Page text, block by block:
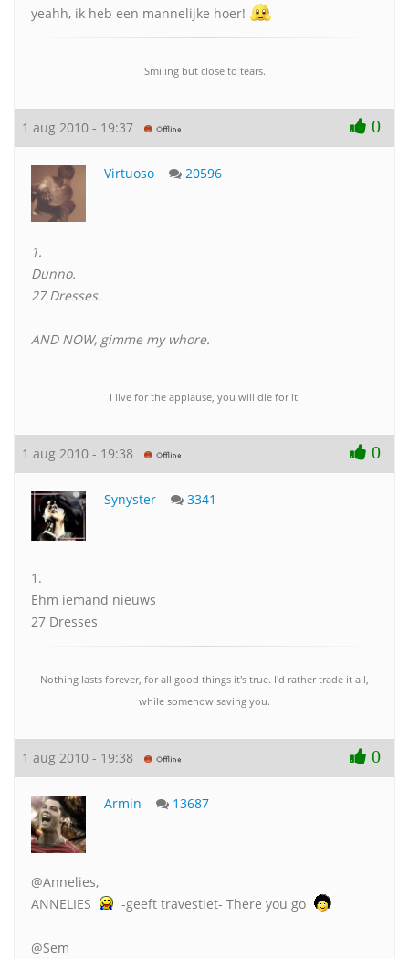
yeahh, ik heb een mannelijke hoer!
Smiling but close to tears.
1 aug 2010 - 19:37 0
Virtuoso 20596
1.
Dunno.
27 Dresses.
AND NOW, gimme my whore.
I live for the applause, you will die for it.
1 aug 2010 - 19:38 0
Synyster 3341
1.
Ehm iemand nieuws
27 Dresses
Nothing lasts forever, for all good things it's true. I'd rather trade it all,
while somehow saving you.
1 aug 2010 - 19:38 0
Armin 13687
@Annelies,
ANNELIES
-geeft travestiet- There you go
@Sem